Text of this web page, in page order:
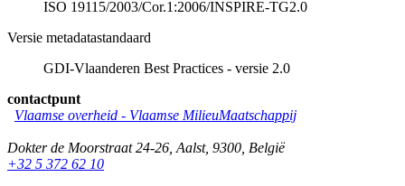
ISO 19115/2003/Cor.1:2006/INSPIRE-TG2.0
Versie metadatastandaard
GDI-Vlaanderen Best Practices - versie 2.0
contactpunt
Vlaamse overheid - Vlaamse MilieuMaatschappij
Dokter de Moorstraat 24-26 Aalst, 9300 België
+32 5 372 62 10